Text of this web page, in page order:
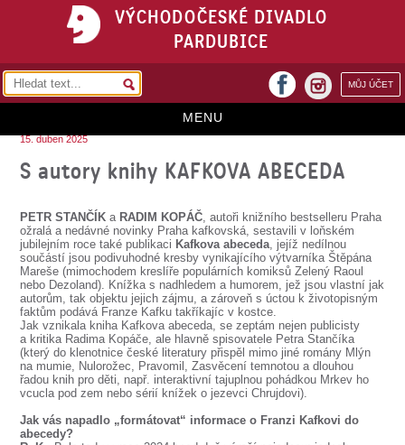
VÝCHODOČESKÉ DIVADLO
PARDUBICE
MŮJ ÚČET
facebook
MENU
REPERTOÁR
VSTUPENKY
PŘEDPLATNÉ
KONTAKTY
O DIVADLE
15. duben 2025
S autory knihy KAFKOVA ABECEDA
PETR STANČÍK a RADIM KOPÁČ, autoři knižního bestselleru Praha
ožralá a nedávné novinky Praha kafkovská, sestavili v loňském
jubilejním roce také publikaci Kafkova abeceda, jejíž nedílnou
součástí jsou podivuhodné kresby vynikajícího výtvarníka Štěpána
Mareše (mimochodem kreslíře populárních komiksů Zelený Raoul
nebo Dezoland). Knížka s nadhledem a humorem, jež jsou vlastní jak
autorům, tak objektu jejich zájmu, a zároveň s úctou k životopisným
faktům podává Franze Kafku takříkajíc v kostce.
Jak vznikala kniha Kafkova abeceda, se zeptám nejen publicisty
a kritika Radima Kopáče, ale hlavně spisovatele Petra Stančíka
(který do klenotnice české literatury přispěl mimo jiné romány Mlýn
na mumie, Nulorožec, Pravomil, Zasvěcení temnotou a dlouhou
řadou knih pro děti, např. interaktivní tajuplnou pohádkou Mrkev ho
vcucla pod zem nebo sérií knížek o jezevci Chrujdovi).
Jak vás napadlo „formátovat“ informace o Franzi Kafkovi do
abecedy?